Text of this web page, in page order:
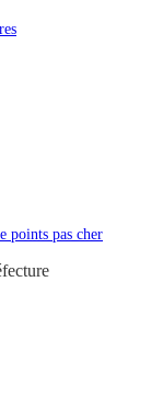
points pas cher